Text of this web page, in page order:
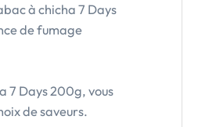
à chicha 7 Days
de fumage
7 Days 200g, vous
de saveurs.